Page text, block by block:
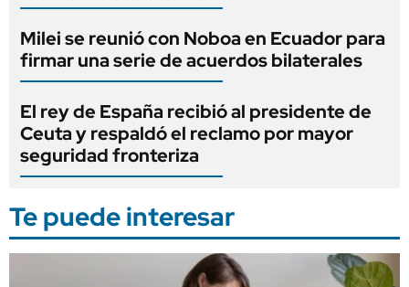
Milei se reunió con Noboa en Ecuador para
firmar una serie de acuerdos bilaterales
El rey de España recibió al presidente de
Ceuta y respaldó el reclamo por mayor
seguridad fronteriza
Te puede interesar